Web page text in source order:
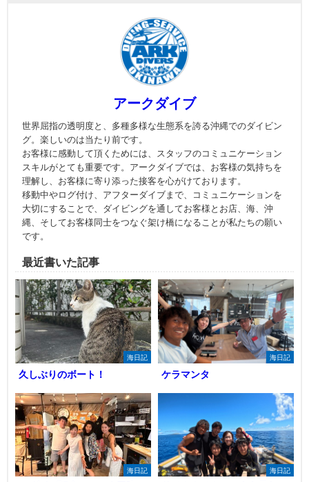
アークダイブ
世界屈指の透明度と、多種多様な生態系を誇る沖縄でのダイビン
グ。楽しいのは当たり前です。
お客様に感動して頂くためには、スタッフのコミュニケーション
スキルがとても重要です。アークダイブでは、お客様の気持ちを
理解し、お客様に寄り添った接客を心がけております。
移動中やログ付け、アフターダイブまで、コミュニケーションを
大切にすることで、ダイビングを通してお客様とお店、海、沖
縄、そしてお客様同士をつなぐ架け橋になることが私たちの願い
です。
最近書いた記事
海日記
久しぶりのボート！
海日記
ケラマンタ
海日記 海日記